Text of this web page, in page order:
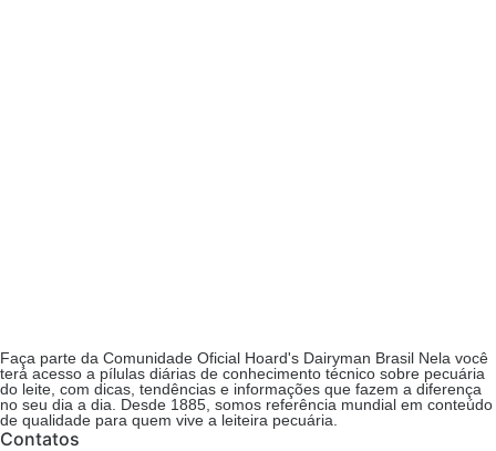
Faça parte da Comunidade Oficial Hoard's Dairyman Brasil Nela você
terá acesso a pílulas diárias de conhecimento técnico sobre pecuária
do leite, com dicas, tendências e informações que fazem a diferença
no seu dia a dia. Desde 1885, somos referência mundial em conteúdo
de qualidade para quem vive a leiteira pecuária.
Contatos